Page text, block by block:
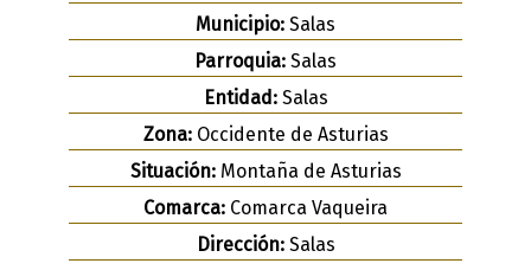
Municipio: Salas
Parroquia: Salas
Entidad:Salas
Zona:Occidente de Asturias
Situación:Montaña de Asturias
Comarca: Comarca Vaqueira
Dirección:Salas